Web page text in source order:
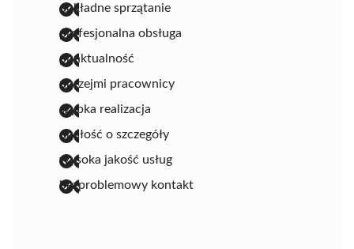
dokładne sprzątanie
profesjonalna obsługa
punktualność
uprzejmi pracownicy
szybka realizacja
dbałość o szczegóły
wysoka jakość usług
bezproblemowy kontakt